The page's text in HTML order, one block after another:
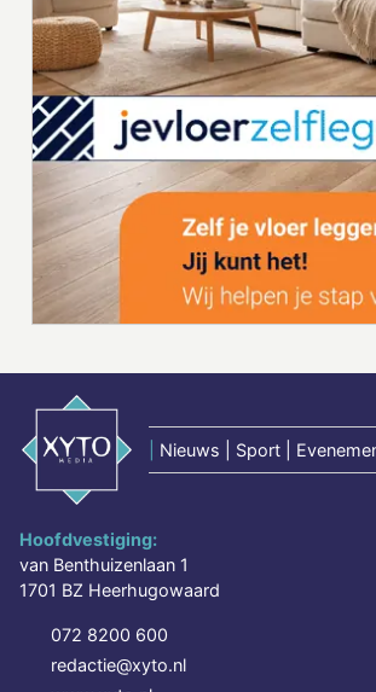
Nieuws | Sport |
Hoofdvestiging:
van Benthuizenlaan 1
1701 BZ Heerhugowaard
072 8200 600
redactie@xyto.nl